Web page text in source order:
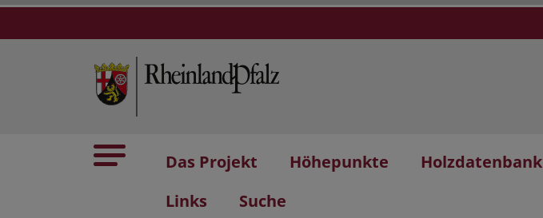
Das Projekt Höhepunkte Holzdatenbank
Links
Suche